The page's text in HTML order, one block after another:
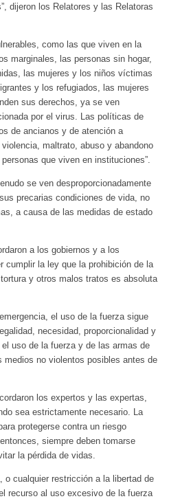
dijeron los Relatores y las Relatoras
como las que viven en la
marginales, las personas sin hogar,
las mujeres y los niños víctimas
y los refugiados, las mujeres
sus derechos, ya se ven
por el virus. Las políticas de
de ancianos y de atención a
maltrato, abuso y abandono
que viven en instituciones”.
se ven desproporcionadamente
precarias condiciones de vida, no
a causa de las medidas de estado
a los gobiernos y a los
cumplir la ley que la prohibición de la
y otros malos tratos es absoluta
el uso de la fuerza sigue
necesidad, proporcionalidad y
uso de la fuerza y de las armas de
no violentos posibles antes de
los expertos y las expertas,
sea estrictamente necesario. La
protegerse contra un riesgo
siempre deben tomarse
la pérdida de vidas.
o cualquier restricción a la libertad de
recurso al uso excesivo de la fuerza